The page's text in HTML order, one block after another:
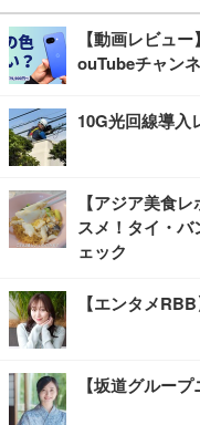
【動画レビュ
ouTubeチャン
10G光回線導入
【アジア美食
スメ！タイ・
ェック
【エンタメ
【坂道グルー